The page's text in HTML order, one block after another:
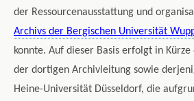
der Ressourcenausstattung und
Archivs der Bergischen Universität
konnte. Auf dieser Basis erfolgt in Kürze
der dortigen Archivleitung sowie
Heine-Universität Düsseldorf, die